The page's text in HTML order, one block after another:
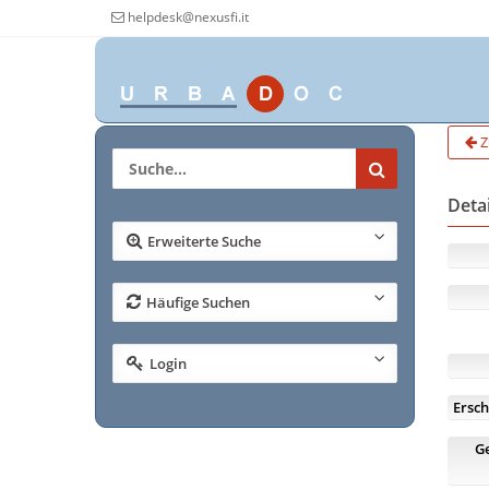
helpdesk@nexusfi.it
Erweiterte Suche
Häufige Suchen
Login